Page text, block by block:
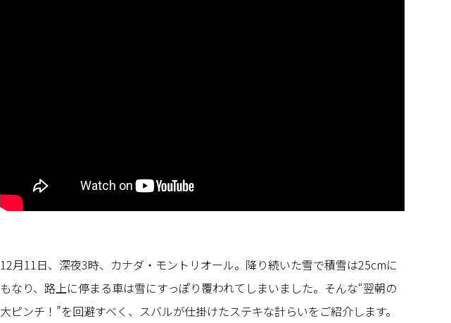
12月11日、深夜3時、カナダ・モントリオール。降り続いた雪で積雪は25cmに
もなり、路上に停まる車は雪にすっぽり覆われてしまいました。そんな“翌朝の
大ピンチ！”を回避すべく、スバルが仕掛けたステキな計らいをご紹介します。